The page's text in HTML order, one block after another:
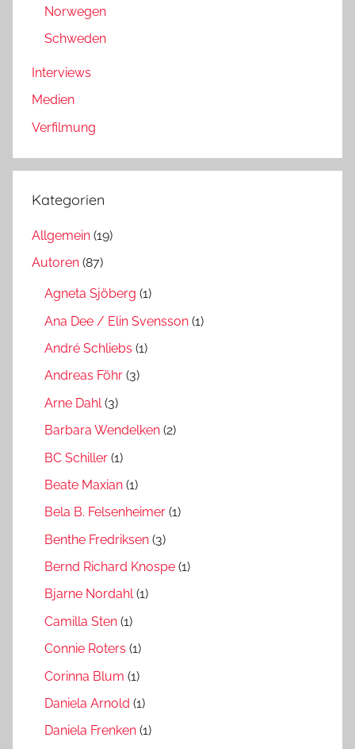
Norwegen
Schweden
Interviews
Medien
Verfilmung
Kategorien
Allgemein (19)
Autoren (87)
Agneta Sjöberg (1)
Ana Dee / Elin Svensson (1)
André Schliebs (1)
Andreas Föhr (3)
Arne Dahl(3)
Barbara Wendelken (2)
BC Schiller (1)
Beate Maxian (1)
Bela B. Felsenheimer (1)
Benthe Fredriksen (3)
Bernd Richard Knospe (1)
Bjarne Nordahl(1)
Camilla Sten (1)
Connie Roters (1)
Corinna Blum (1)
Daniela Arnold (1)
Daniela Frenken (1)